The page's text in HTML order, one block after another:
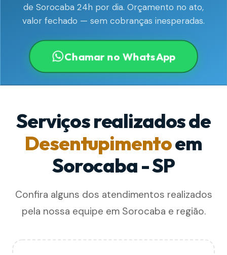
de Sorocaba 24h por dia. Orçamento no ato,
valor fechado — sem cobranças inesperadas.
Chamar no WhatsApp
Serviços realizados de
Desentupimentoem
Sorocaba - SP
Confira alguns dos atendimentos realizados
pela nossa equipe em Sorocaba e região.